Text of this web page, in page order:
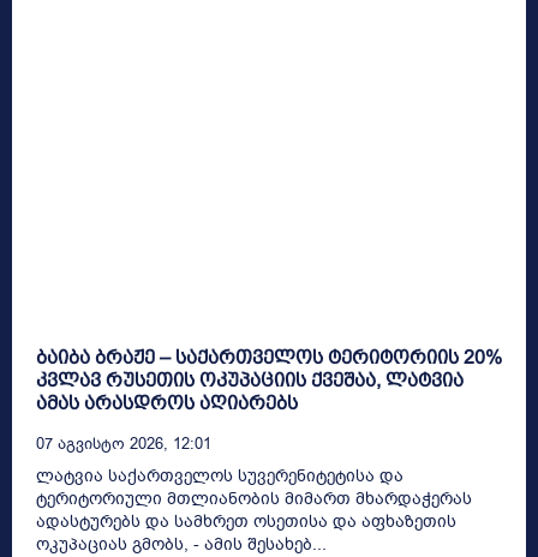
ბაიბა ბრაჟე – საქართველოს ტერიტორიის 20%
კვლავ რუსეთის ოკუპაციის ქვეშაა, ლატვია
ამას არასდროს აღიარებს
07 Აგვისტო 2026, 12:01
ლატვია საქართველოს სუვერენიტეტისა და
ტერიტორიული მთლიანობის მიმართ მხარდაჭერას
ადასტურებს და სამხრეთ ოსეთისა და აფხაზეთის
ოკუპაციას გმობს, - ამის შესახებ...